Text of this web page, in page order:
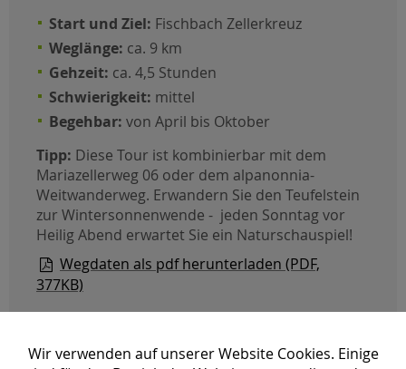
Start und Ziel: Fischbach Zellerkreuz
Weglänge: ca. 9 km
Gehzeit: ca. 4,5 Stunden
Schwierigkeit: mittel
Begehbar: von April bis Oktober
Tipp: Diese Tour ist kombinierbar mit dem
Mariazellerweg 06 oder dem alpanonnia-
Weitwanderweg. Erwandern Sie den Teufelstein
zur Wintersonnenwende - jeden Sonntag vor
Heilig Abend erwartet Sie ein Naturschauspiel!
Wegdaten als pdf herunterladen (PDF,
377KB)
Wir verwenden auf unserer Website Cookies. Einige